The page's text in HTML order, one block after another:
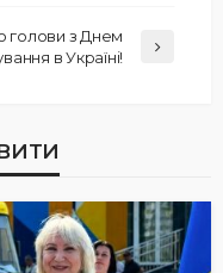
голови з Днем
в Україні!